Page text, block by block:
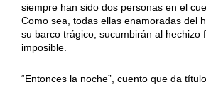
siempre han sido dos personas en el
Como sea, todas ellas enamoradas del
su barco trágico, sucumbirán al hechizo
imposible.
“Entonces la noche”, cuento que da